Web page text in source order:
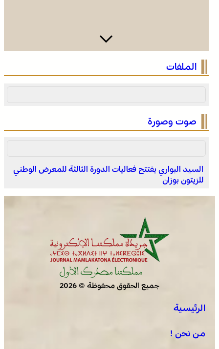
الصحراء المغربية .. كولومبيا تعلن تغييرا في موقفها وتعترف
بسيادة المغرب على صحرائه
الصحراء المغربية .. كولومبيا تعلن تغييرا في موقفها وتعترف
برقية تعزية ومواساة من أسرة جريدة “مملكتنا” إلى الأستاذ
المرحوم مُّحمد العمراني
الملفات
صوت وصورة
السيد البواري يفتتح فعاليات الدورة الثالثة للمعرض الوطني
للزيتون بوزان
جميع الحقوق محفوظة © 2026
الرئيسية
من نحن !